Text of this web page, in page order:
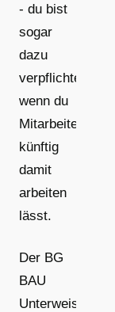
- du bist
sogar
dazu
verpflichtet,
wenn du
Mitarbeitende
künftig
damit
arbeiten
lässt.
Der BG
BAU